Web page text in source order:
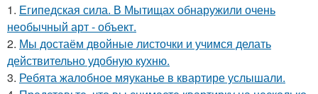
1. Египедская сила. В Мытищах обнаружили очень
необычный арт - объект.
2. Мы достаём двойные листочки и учимся делать
действительно удобную кухню.
3. Ребята жалобное мяуканье в квартире услышали.